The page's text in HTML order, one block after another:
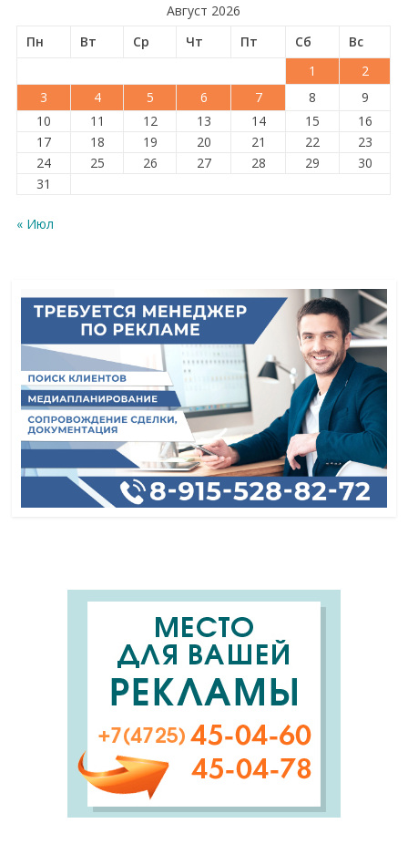
Август 2026
Пн
Вт Ср Чт Пт Сб
Вс
1
2
3
4 5 6 7 8
9
10
11 12 13 14 15
16
17
18 19 20 21 22
23
24
25 26 27 28 29
30
31
« Июл